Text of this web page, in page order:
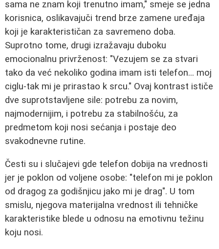
sama ne znam koji trenutno imam," smeje se jedna
korisnica, oslikavajuči trend brze zamene uređaja
koji je karakterističan za savremeno doba.
Suprotno tome, drugi izražavaju duboku
emocionalnu privrženost: "Vezujem se za stvari
tako da već nekoliko godina imam isti telefon... moj
ciglu-tak mi je prirastao k srcu." Ovaj kontrast ističe
dve suprotstavljene sile: potrebu za novim,
najmodernijim, i potrebu za stabilnošću, za
predmetom koji nosi sećanja i postaje deo
svakodnevne rutine.
Česti su i slučajevi gde telefon dobija na vrednosti
jer je poklon od voljene osobe: "telefon mi je poklon
od dragog za godišnjicu jako mi je drag". U tom
smislu, njegova materijalna vrednost ili tehničke
karakteristike blede u odnosu na emotivnu težinu
koju nosi.